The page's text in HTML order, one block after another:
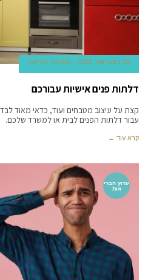
20 בפברואר 2022 מערכת 'מדינט'
דלתות פנים אישיות עבורכם
קצת על עיצוב מטבחים ועוד, כדאי מאוד
עבור דלתות הפנים לבית או למשרד שלכם.
קרא עוד ←
ערוץ הברי
אות